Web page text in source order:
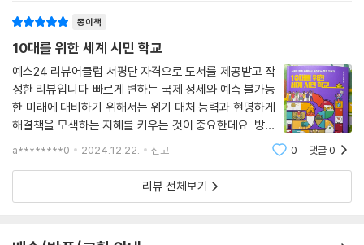
다른 언어를 쓰는 원주민이 1,500부족이나 있었어요. 그런데 1884년 베
를린 회담을 통해 유럽의 14개 나라들이 아프리카 대륙을 지배하기 위해
일방적으로 국경선을 나누었어요. 그 과정에서 서로 사이가 나빴던 부족들
이 한 나라에 속하거나 한 부족이 지배하던 영토가 여러 나라로 갈라지기
도 했어요. 그 결과 오늘날까지 아프리카에서는 부족 간의 갈등과 분쟁이
이어지고 있어요.
가장 잔인한 장벽. 팔레스타인 사람들은 요르단강 서쪽의 서안지구와 지중
해에 닿아 있는 가자지구에 나뉘어 살고 있어요. 서안지구는 면적 5,655k
0만 명이 살고 있죠. 세계에서 인구 밀도가 여섯 번째로 높은 이 지역에 그
… 지구의 온도가 6도 상승하면 지구 생명의 95%가 멸종하고, 지구의 환
경은 2억 5천만 년 전의 상태로 돌아가요ㆍ1997년 태평양 북부에서 발견
된 2개의 커다란 쓰레기 섬은 우리나라 면적의 16배 정도예요ㆍ우리가 먹
는 채소와 과일의 3분의 1 정도는 꿀벌 덕분에 만들어져요ㆍ기후 변화로
인해 고향을 떠나는 기후난민이 매년 2천만 명이 넘어요ㆍ기아로 1분에 1
1명이 생명을 잃고 있어요ㆍ2,500원 정도로 하루를 사는 사람이 많아요
ㆍ세계 곡물 생산량의 3분의 1이 가축을 위한 사료로 쓰여요ㆍ2022년 기
준으로 자연재해로 고향을 떠난 기후 난민은 약 3,260만 명이에요ㆍ201
9년에는 세계 90여 개 나라에서 무려 30∼50만 명의 아동이 전쟁터로 내
종이책
10대를 위한 세계 시민 학교
예스24 리뷰어클럽 서평단 자격으로 도서를 제공받고 작
성한 리뷰입니다 빠르게 변하는 국제 정세와 예측 불가능
한 미래에 대비하기 위해서는 위기 대처 능력과 현명하게
해결책을 모색하는 지혜를 키우는 것이 중요한데요. 방송
이나 뉴스 기사로는 숨겨진 인과관계나 배경지식을 모두
통해 궁금증을 해소해갈 수 있습니다. 시시
a********0 2024.12.22. 신고 0 댓글0
리뷰 전체보기